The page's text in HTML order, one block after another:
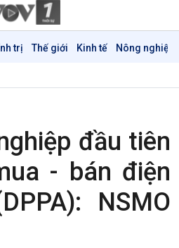
trị Thế giới Kinh tế Nông nghiệp
đầu tiên
- bán điện
NSMO